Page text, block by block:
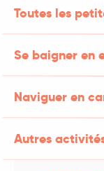
Toutes les
Se baigner en
Naviguer en
Autres
bon repas,
des
de la place
km. Au menu